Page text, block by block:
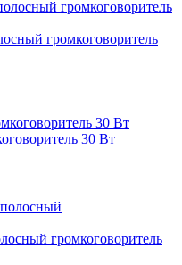
громкоговоритель
30 Вт
громкоговоритель